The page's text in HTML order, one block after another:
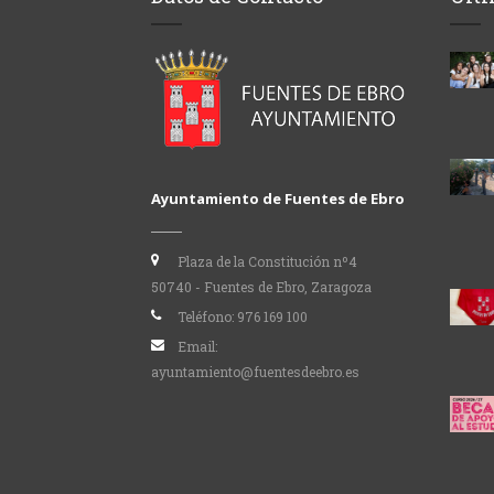
Ayuntamiento de Fuentes de Ebro
Plaza de la Constitución nº4
50740 - Fuentes de Ebro, Zaragoza
Teléfono: 976 169 100
Email:
ayuntamiento@fuentesdeebro.es